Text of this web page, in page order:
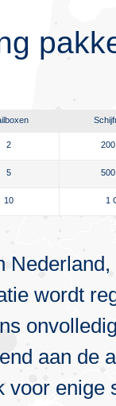
2
5
10 1
wordt
aan de
voor